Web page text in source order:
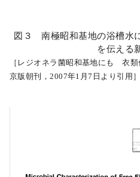
図３ 南極昭和基地の浴槽水
を伝える
［レジオネラ菌昭和基地にも 衣
京版朝刊，2007年1月7日より引用］